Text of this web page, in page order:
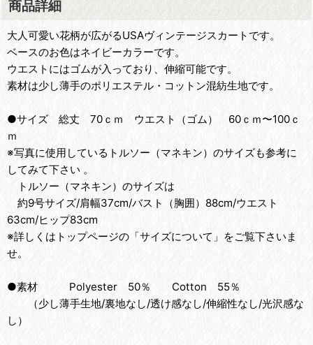
商品詳細
大人可愛い花柄が広がるUSAヴィンテージスカートです。
ベースのお色はネイビーカラーです。
ウエストにはゴムが入っており、伸縮可能です。
素材は少し薄手のポリエステル・コットン混紡生地です。
●サイズ 総丈 70ｃｍ ウエスト（ゴム） 60ｃｍ〜100ｃ
ｍ
※写真に使用しているトルソー（マネキン）のサイズも参考に
してみて下さい 。
トルソー（マネキン）のサイズは
約9号サイズ/肩幅37cm/バスト（胸囲）88cm/ウエスト
63cm/ヒップ83cm
※詳しくはトップページの「サイズについて」をご覧下さいま
せ。
●素材 Polyester 50％ Cotton 55％
（少し薄手生地/裏地なし/透け感なし/伸縮性なし/光沢感な
し）